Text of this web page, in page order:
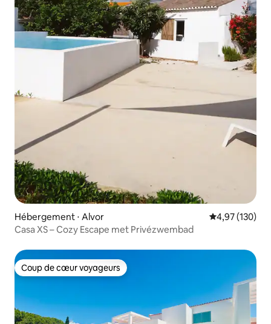
Hébergement ⋅ Alvor Évaluation
4,97 (130)
Casa XS – Cozy Escape met Privézwembad
Coup de cœur voyageurs
Coup de cœur voyageurs